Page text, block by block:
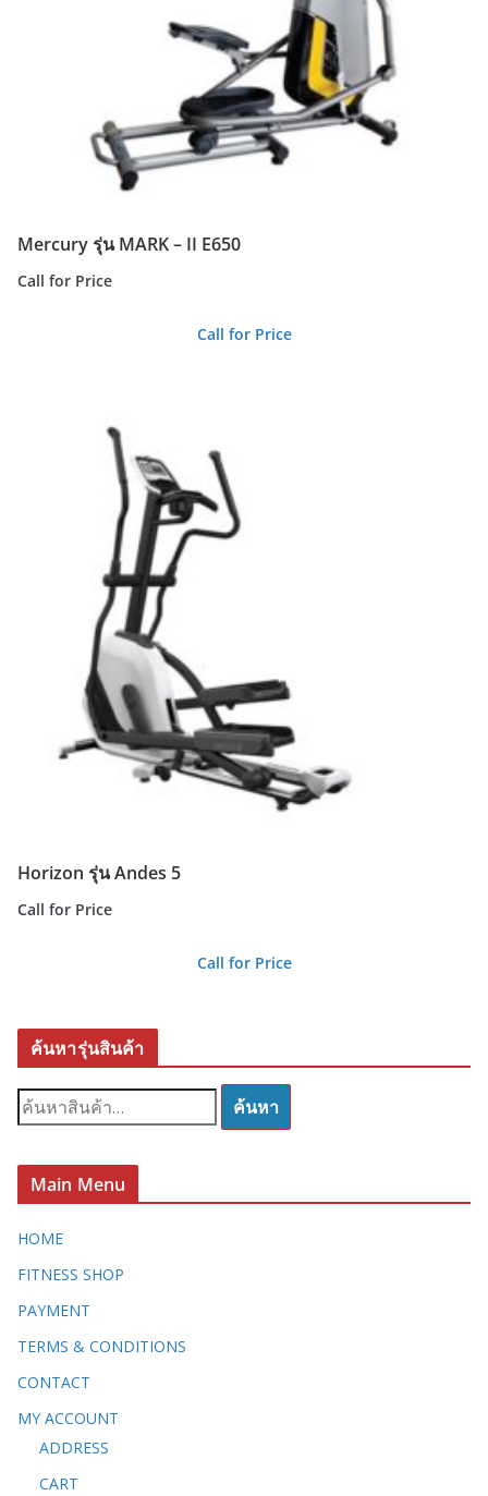
Mercury รุ่น MARK – II E650
Call for Price
Call for Price
Horizon รุ่น Andes 5
Call for Price
Call for Price
ค้นหารุ่นสินค้า
ค้
น
:
ค้นหา
Main Menu
HOME
FITNESS SHOP
PAYMENT
TERMS & CONDITIONS
CONTACT
MY ACCOUNT
ADDRESS
CART